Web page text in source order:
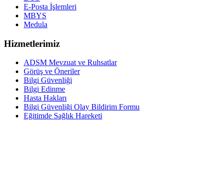
E-Posta İşlemleri
MBYS
Medula
Hizmetlerimiz
ADSM Mevzuat ve Ruhsatlar
Görüş ve Öneriler
Bilgi Güvenliği
Bilgi Edinme
Hasta Hakları
Bilgi Güvenliği Olay Bildirim Formu
Eğitimde Sağlık Hareketi